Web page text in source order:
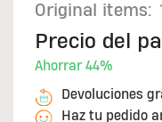
Precio del
Original items:
Ahorrar 44%
Devoluciones
Haz tu pedido